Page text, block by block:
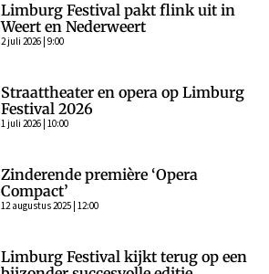
Limburg Festival pakt flink uit in
Weert en Nederweert
2 juli 2026 | 9:00
Straattheater en opera op Limburg
Festival 2026
1 juli 2026 | 10:00
Zinderende première ‘Opera
Compact’
12 augustus 2025 | 12:00
Limburg Festival kijkt terug op een